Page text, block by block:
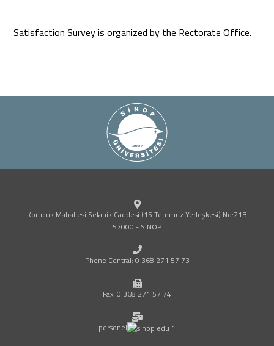
Satisfaction Survey is organized by the Rectorate Office.
Korucuk Mahallesi Selanik Caddesi (15 Temmuz Yerleşkesi) No:21B
57000 - SİNOP
Phone Central: 0 368 271 57 73
Fax: 0 368 271 57 74
personel